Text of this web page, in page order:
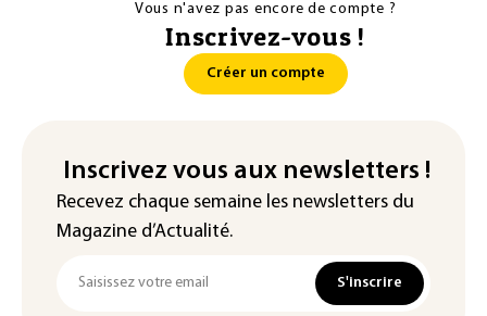
Vous n'avez pas encore de compte ?
Inscrivez-vous !
Créer un compte
Inscrivez vous aux newsletters !
Recevez chaque semaine les newsletters du
Magazine d’Actualité.
S'inscrire